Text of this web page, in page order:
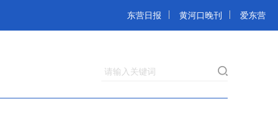
东营日报 黄河口晚刊 爱东营
请输入关键词